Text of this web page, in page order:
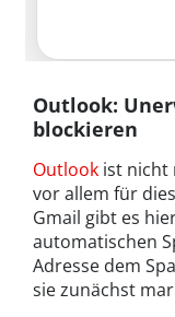
Outlook:
blockieren
Outlook ist nicht
vor allem für
Gmail gibt es
automatischen
Adresse dem
sie zunächst